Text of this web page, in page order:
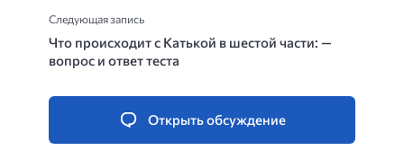
Следующая запись
Что происходит с Катькой в шестой части: —
вопрос и ответ теста
Открыть обсуждение